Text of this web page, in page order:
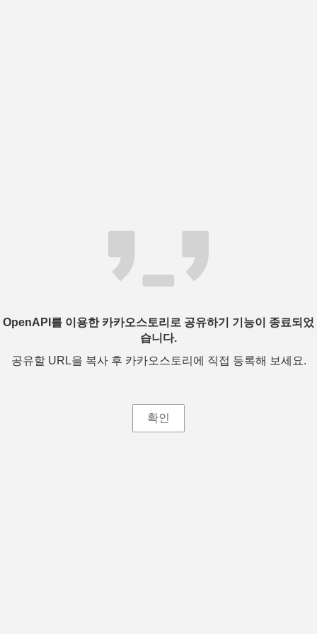
OpenAPI를 이용한 카카오스토리로 공유하기 기능이 종료되었
습니다.
공유할 URL을 복사 후 카카오스토리에 직접 등록해 보세요.
확인